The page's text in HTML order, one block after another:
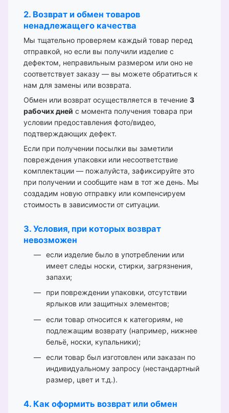
2. Возврат и обмен товаров
ненадлежащего качества
Мы тщательно проверяем каждый товар перед
отправкой, но если вы получили изделие с
дефектом, неправильным размером или оно не
соответствует заказу — вы можете обратиться к
нам для замены или возврата.
Обмен или возврат осуществляется в течение 3
рабочих дней с момента получения товара при
условии предоставления фото/видео,
подтверждающих дефект.
Если при получении посылки вы заметили
повреждения упаковки или несоответствие
комплектации — пожалуйста, зафиксируйте это
при получении и сообщите нам в тот же день. Мы
создадим новую отправку или компенсируем
стоимость в зависимости от ситуации.
3. Условия, при которых возврат
невозможен
если изделие было в употреблении или
имеет следы носки, стирки, загрязнения,
запахи;
при повреждении упаковки, отсутствии
ярлыков или защитных элементов;
если товар относится к категориям, не
подлежащим возврату (например, нижнее
бельё, носки, купальники);
если товар был изготовлен или заказан по
индивидуальному запросу (нестандартный
размер, цвет и т.д.).
4. Как оформить возврат или обмен